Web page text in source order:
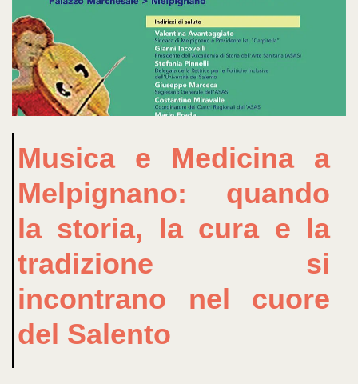
Musica e Medicina a
Melpignano: quando
la storia, la cura e la
tradizione si
incontrano nel cuore
del Salento